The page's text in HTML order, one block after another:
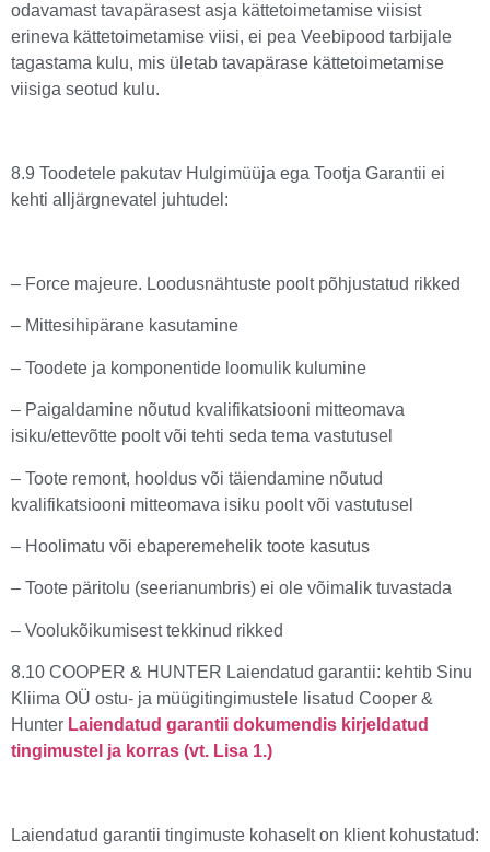
odavamast tavapärasest asja kättetoimetamise viisist
erineva kättetoimetamise viisi, ei pea Veebipood tarbijale
tagastama kulu, mis ületab tavapärase kättetoimetamise
viisiga seotud kulu.
8.9 Toodetele pakutav Hulgimüüja ega Tootja Garantii ei
kehti alljärgnevatel juhtudel:
– Force majeure. Loodusnähtuste poolt põhjustatud rikked
– Mittesihipärane kasutamine
– Toodete ja komponentide loomulik kulumine
– Paigaldamine nõutud kvalifikatsiooni mitteomava
isiku/ettevõtte poolt või tehti seda tema vastutusel
– Toote remont, hooldus või täiendamine nõutud
kvalifikatsiooni mitteomava isiku poolt või vastutusel
– Hoolimatu või ebaperemehelik toote kasutus
– Toote päritolu (seerianumbris) ei ole võimalik tuvastada
– Voolukõikumisest tekkinud rikked
8.10 COOPER & HUNTER Laiendatud garantii: kehtib Sinu
Kliima OÜ ostu- ja müügitingimustele lisatud Cooper &
Hunter Laiendatud garantii dokumendis kirjeldatud
tingimustel ja korras (vt. Lisa 1.)
Laiendatud garantii tingimuste kohaselt on klient kohustatud: